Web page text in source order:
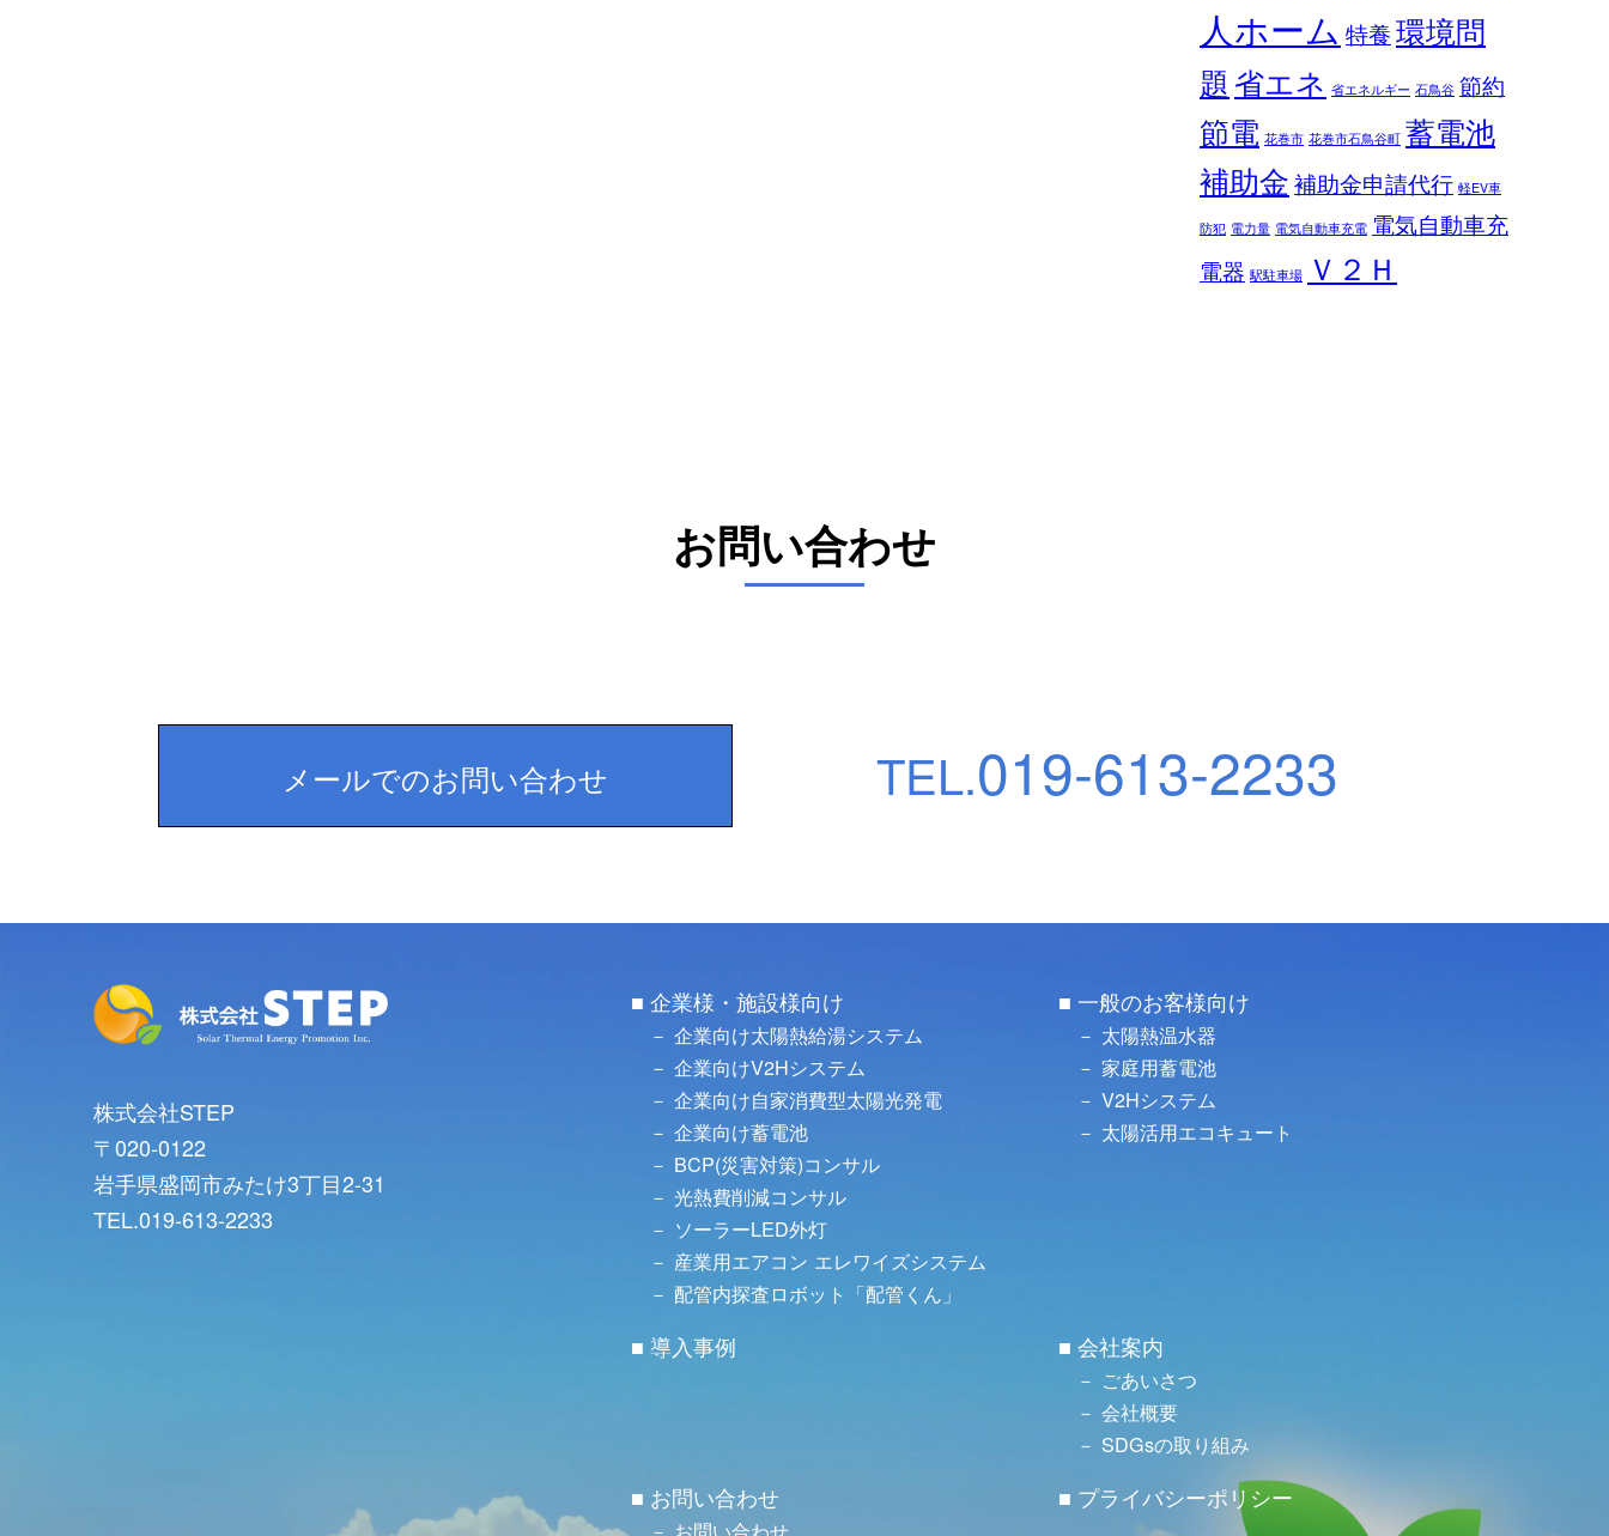
人ホーム 特養環境問
題 省エネ 省エネルギー 石鳥谷 節約
節電 花巻市 花巻市石鳥谷町 蓄電池
補助金補助金申請代行 軽EV車
防犯 電力量 電気自動車充電 電気自動車充
電器 駅駐車場 Ｖ２Ｈ
お問い合わせ
メールでのお問い合わせ TEL.019-613-2233
株式会社STEP
〒020-0122
岩手県盛岡市みたけ3丁目2-31
TEL.019-613-2233
企業様・施設様向け
企業向け太陽熱給湯システム
企業向けV2Hシステム
企業向け自家消費型太陽光発電
企業向け蓄電池
BCP(災害対策)コンサル
光熱費削減コンサル
ソーラーLED外灯
産業用エアコン エレワイズシステム
配管内探査ロボット「配管くん」
一般のお客様向け
太陽熱温水器
家庭用蓄電池
V2Hシステム
太陽活用エコキュート
導入事例 会社案内
ごあいさつ
会社概要
SDGsの取り組み
お問い合わせ
お問い合わせ
プライバシーポリシー